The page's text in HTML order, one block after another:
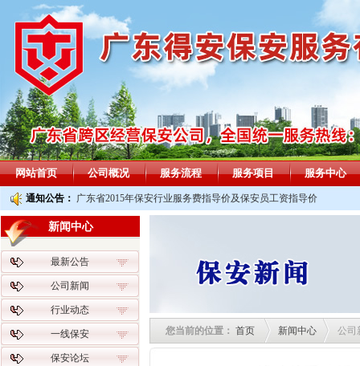
网站首页 公司概况 服务流程 服务项目 服务中心
通知公告： 广东省2015年保安行业服务费指导价及保安员工资指导价
您当前的位置： 首页 新闻中心 公司
新闻中心
最新公告
公司新闻
行业动态
一线保安
保安论坛